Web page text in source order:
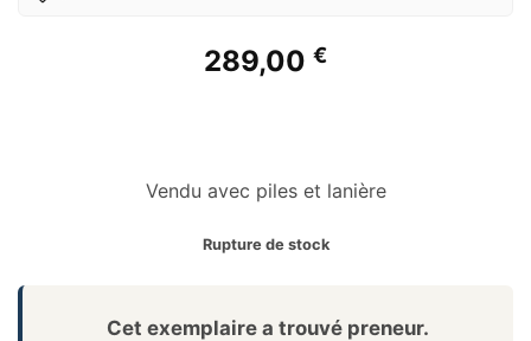
289,00 €
Vendu avec piles et lanière
Rupture de stock
Cet exemplaire a trouvé preneur.